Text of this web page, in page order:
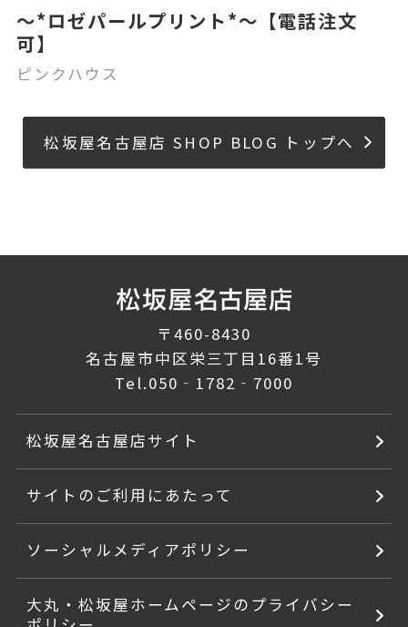
〜*ロゼパールプリント*〜【電話注文
可】
ピンクハウス
松坂屋名古屋店 SHOP BLOG トップへ
〒460-8430
名古屋市中区栄三丁目16番1号
Tel.050‐1782‐7000
松坂屋名古屋店サイト
サイトのご利用にあたって
ソーシャルメディアポリシー
大丸・松坂屋ホームページのプライバシー